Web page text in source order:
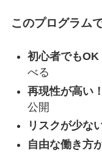
このプログラム
初心者でもOK
べる
再現性が高い！
公開
リスクが少な
自由な働き方